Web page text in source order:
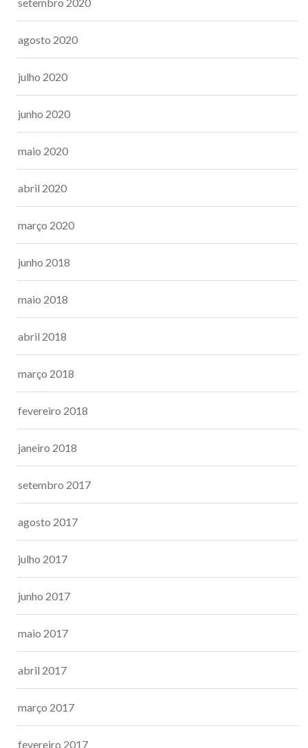
agosto 2020
julho 2020
junho 2020
maio 2020
abril 2020
março 2020
junho 2018
maio 2018
abril 2018
março 2018
fevereiro 2018
janeiro 2018
setembro 2017
agosto 2017
julho 2017
junho 2017
maio 2017
abril 2017
março 2017
fevereiro 2017